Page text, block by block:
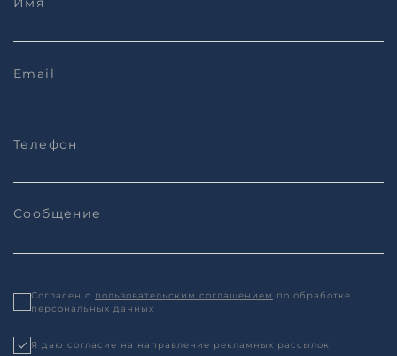
Согласен с пользовательским соглашением по обработке
персональных данных
Я даю согласие на направление рекламных рассылок